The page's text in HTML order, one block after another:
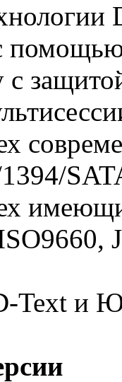
с
Text и